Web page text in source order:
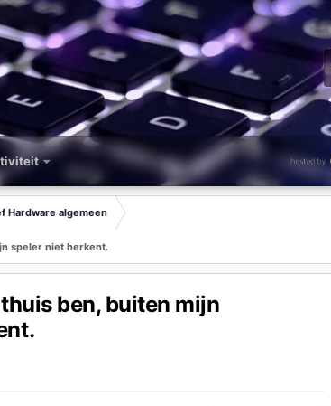
Hardware algemeen
speler niet herkent.
ben, buiten mijn